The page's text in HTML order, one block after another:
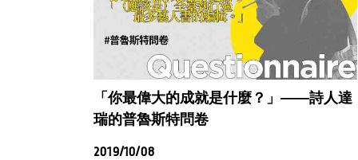
「你最偉大的成就是什麼？」——詩人達
瑞的普魯斯特問卷
2019/10/08